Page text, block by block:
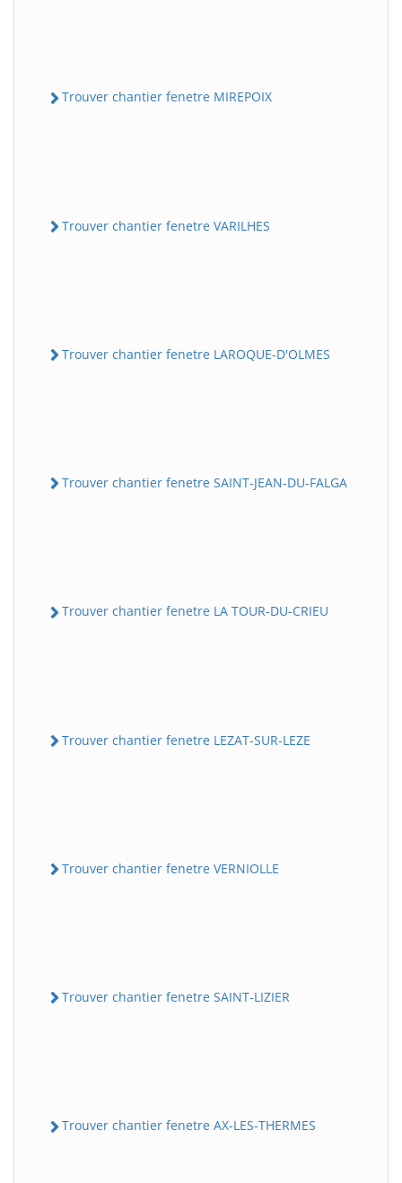
Trouver chantier fenetre MIREPOIX
Trouver chantier fenetre VARILHES
Trouver chantier fenetre LAROQUE-D'OLMES
Trouver chantier fenetre SAINT-JEAN-DU-FALGA
Trouver chantier fenetre LA TOUR-DU-CRIEU
Trouver chantier fenetre LEZAT-SUR-LEZE
Trouver chantier fenetre VERNIOLLE
Trouver chantier fenetre SAINT-LIZIER
Trouver chantier fenetre AX-LES-THERMES